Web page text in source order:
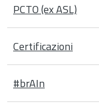
PCTO (ex ASL)
Certificazioni
#brAIn